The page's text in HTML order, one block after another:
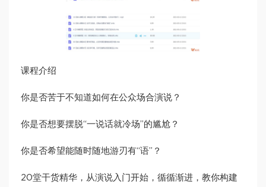
课程介绍
你是否苦于不知道如何在公众场合演说？
你是否想要摆脱“一说话就冷场”的尴尬？
你是否希望能随时随地游刃有“语”？
20堂干货精华，从演说入门开始，循循渐进，教你构建